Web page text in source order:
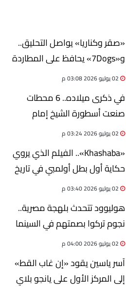
«صقر وكناريا» يواصل التحليق..
و«7Dogs» يحافظ على المطاردة
بدور العرض
02 يوليو 2026 03:08 م
في ذكرى ميلاده.. 6 محطات
صنعت أسطورة الشيخ إمام
وصوت البسطاء
02 يوليو 2026 03:24 م
«Khashaba».. الفيلم الذي يروي
حكاية أول بطل أولمبي في تاريخ
الهند
02 يوليو 2026 03:40 م
هوليوود تتحدث بلهجة مصرية..
نجوم تركوا بصمتهم في السينما
العالمية
02 يوليو 2026 04:00 م
آسر ياسين يقود «إن غاب القط»
إلى المركز الأول على يانجو بلاي